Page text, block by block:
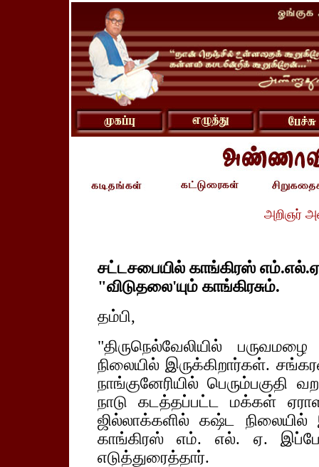
அறிஞர்
சட்டசபையில் காங்கிரஸ்
"விடுதலை'யும் காங்கிரசும்.
தம்பி,
"திருநெல்வேலியில் பருவமழை
நிலையில் இருக்கிறார்கள்.
நாங்குனேரியில் பெரும்பகுதி
நாடு கடத்தப்பட்ட மக்கள்
ஜில்லாக்களில் கஷ்ட நிலையில்
காங்கிரஸ் எம். எல். ஏ.
எடுத்துரைத்தார்.